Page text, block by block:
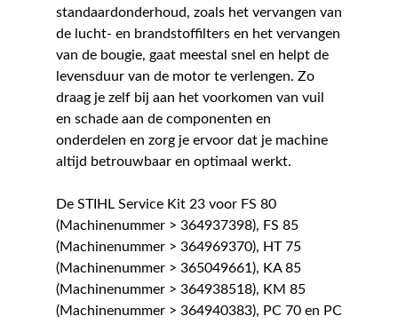
standaardonderhoud, zoals het vervangen van
de lucht- en brandstoffilters en het vervangen
van de bougie, gaat meestal snel en helpt de
levensduur van de motor te verlengen. Zo
draag je zelf bij aan het voorkomen van vuil
en schade aan de componenten en
onderdelen en zorg je ervoor dat je machine
altijd betrouwbaar en optimaal werkt.
De STIHL Service Kit 23 voor FS 80
(Machinenummer > 364937398), FS 85
(Machinenummer > 364969370), HT 75
(Machinenummer > 365049661), KA 85
(Machinenummer > 364938518), KM 85
(Machinenummer > 364940383), PC 70 en PC